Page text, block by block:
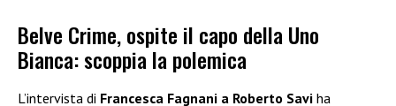
Belve Crime, ospite il capo della Uno
Bianca: scoppia la polemica
L’intervista di Francesca Fagnani a Roberto Savi ha